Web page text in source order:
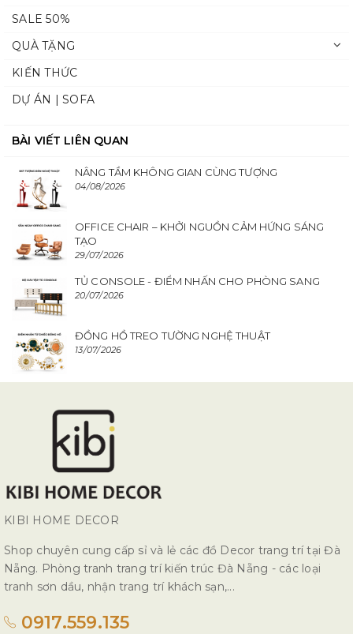
SALE 50%
QUÀ TẶNG
KIẾN THỨC
DỰ ÁN | SOFA
BÀI VIẾT LIÊN QUAN
NÂNG TẦM KHÔNG GIAN CÙNG TƯỢNG
04/08/2026
OFFICE CHAIR – KHỞI NGUỒN CẢM HỨNG SÁNG
TẠO
29/07/2026
TỦ CONSOLE - ĐIỂM NHẤN CHO PHÒNG SANG
20/07/2026
ĐỒNG HỒ TREO TƯỜNG NGHỆ THUẬT
13/07/2026
KIBI HOME DECOR
Shop chuyên cung cấp sỉ và lẻ các đồ Decor trang trí tại Đà
Nẵng. Phòng tranh trang trí kiến trúc Đà Nẵng - các loại
tranh sơn dầu, nhận trang trí khách sạn,...
0917.559.135